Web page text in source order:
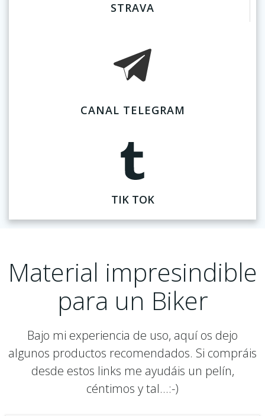
STRAVA
CANAL TELEGRAM
TIK TOK
Material impresindible
para un Biker
Bajo mi experiencia de uso, aquí os dejo
algunos productos recomendados. Si compráis
desde estos links me ayudáis un pelín,
céntimos y tal...:-)